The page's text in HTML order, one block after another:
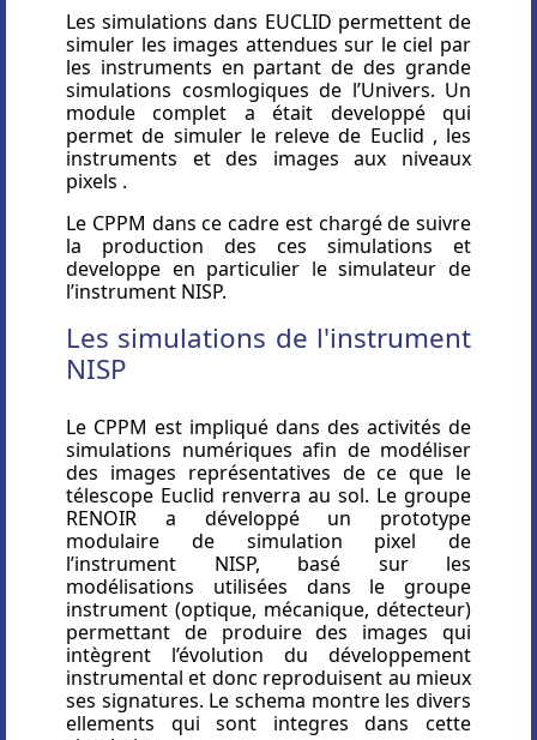
Les simulations dans EUCLID permettent de
simuler les images attendues sur le ciel par
les instruments en partant de des grande
simulations cosmlogiques de l’Univers. Un
module complet a était developpé qui
permet de simuler le releve de Euclid , les
instruments et des images aux niveaux
pixels .
Le CPPM dans ce cadre est chargé de suivre
la production des ces simulations et
developpe en particulier le simulateur de
l’instrument NISP.
Les simulations de l'instrument
NISP
Le CPPM est impliqué dans des activités de
simulations numériques afin de modéliser
des images représentatives de ce que le
télescope Euclid renverra au sol. Le groupe
RENOIR a développé un prototype
modulaire de simulation pixel de
l’instrument NISP, basé sur les
modélisations utilisées dans le groupe
instrument (optique, mécanique, détecteur)
permettant de produire des images qui
intègrent l’évolution du développement
instrumental et donc reproduisent au mieux
ses signatures. Le schema montre les divers
ellements qui sont integres dans cette